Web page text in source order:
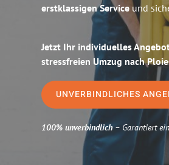
erstklassigen Service und
Jetzt Ihr individuelles
stressfreien Umzug nach
UNVERBINDLICHES
100% unverbindlich– Garantiert